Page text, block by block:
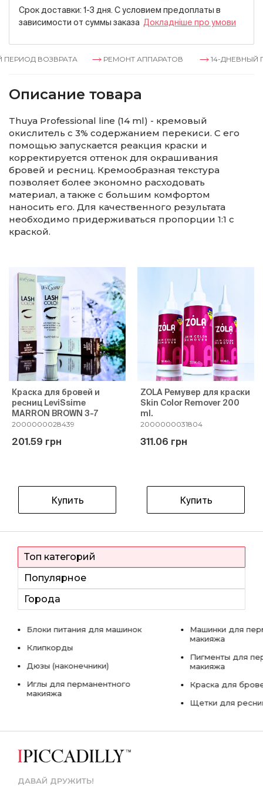
Срок доставки: 1-3 дня. С условием предоплаты в
зависимости от суммы заказа Докладнiше про умови
ВОЗВРАТА РЕМОНТ АППАРАТОВ 14-ДНЕВНЫЙ
Описание товара
Thuya Professional line (14 ml) - кремовый
окислитель с 3% содержанием перекиси. С его
помощью запускается реакция краски и
корректируется оттенок для окрашивания
бровей и ресниц. Кремообразная текстура
позволяет более экономно расходовать
материал, а также с большим комфортом
наносить его. Для качественного результата
необходимо придерживаться пропорции 1:1 с
краской.
Краска для бровей и
ресниц LeviSsime
MARRON BROWN 3-7
2000000028439
201.59 грн
Купить
ZOLA Ремувер для краски
Skin Color Remover 200
ml.
2000000031804
311.06 грн
Купить
Топ категорий
Популярное
Города
Блоки питания для машинок
Клипкорды
Дюзы (наконечники)
Иглы для перманентного
макияжа
Машинки для
макияжа
Пигменты для
макияжа
Краска для
Щетки для
ДАВАЙ ДРУЖИТЬ!